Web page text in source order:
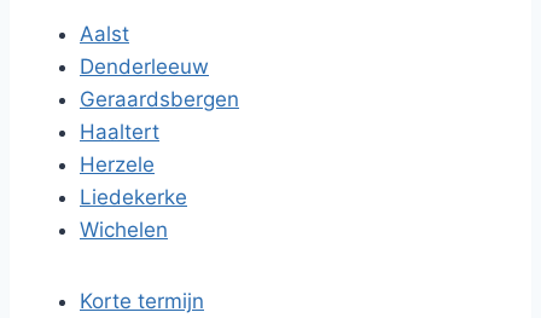
Aalst
Denderleeuw
Geraardsbergen
Haaltert
Herzele
Liedekerke
Wichelen
Korte termijn